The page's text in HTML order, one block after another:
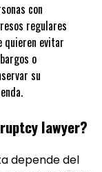
con
regulares
quieren evitar
o
su
lawyer?
depende del